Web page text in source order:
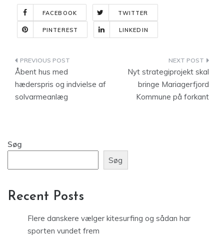
FACEBOOK TWITTER
PINTEREST LINKEDIN
Indlægsnavigation
Åbent hus med
hæderspris og indvielse af
solvarmeanlæg
Nyt strategiprojekt skal
bringe Mariagerfjord
Kommune på forkant
Søg
Søg
Recent Posts
Flere danskere vælger kitesurfing og sådan har
sporten vundet frem